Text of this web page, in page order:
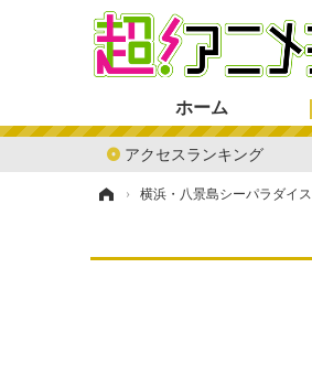
ホーム
アクセスランキング
› 横浜・八景島シーパラダイス